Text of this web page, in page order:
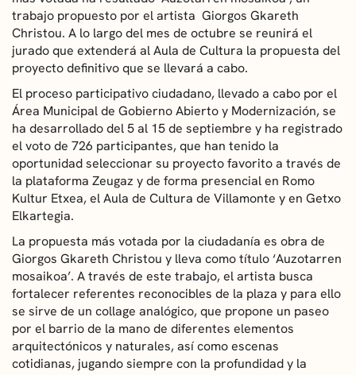
trabajo propuesto por el artista Giorgos Gkareth
Christou. A lo largo del mes de octubre se reunirá el
jurado que extenderá al Aula de Cultura la propuesta del
proyecto definitivo que se llevará a cabo.
El proceso participativo ciudadano, llevado a cabo por el
Área Municipal de Gobierno Abierto y Modernización, se
ha desarrollado del 5 al 15 de septiembre y ha registrado
el voto de 726 participantes, que han tenido la
oportunidad seleccionar su proyecto favorito a través de
la plataforma Zeugaz y de forma presencial en Romo
Kultur Etxea, el Aula de Cultura de Villamonte y en Getxo
Elkartegia.
La propuesta más votada por la ciudadanía es obra de
Giorgos Gkareth Christou y lleva como título ‘Auzotarren
mosaikoa’. A través de este trabajo, el artista busca
fortalecer referentes reconocibles de la plaza y para ello
se sirve de un collage analógico, que propone un paseo
por el barrio de la mano de diferentes elementos
arquitectónicos y naturales, así como escenas
cotidianas, jugando siempre con la profundidad y la